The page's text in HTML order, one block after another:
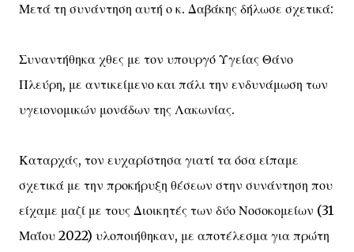
Μετά τη συνάντηση αυτή ο κ. Δαβάκης δήλωσε σχετικά:
Συναντήθηκα χθες με τον υπουργό Υγείας Θάνο
Πλεύρη, με αντικείμενο και πάλι την ενδυνάμωση των
υγειονομικών μονάδων της Λακωνίας.
Καταρχάς, τον ευχαρίστησα γιατί τα όσα είπαμε
σχετικά με την προκήρυξη θέσεων στην συνάντηση που
είχαμε μαζί με τους Διοικητές των δύο Νοσοκομείων (31
Μαΐου 2022) υλοποιήθηκαν, με αποτέλεσμα για πρώτη